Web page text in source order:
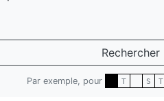
Rechercher
Par exemple, pour T S T